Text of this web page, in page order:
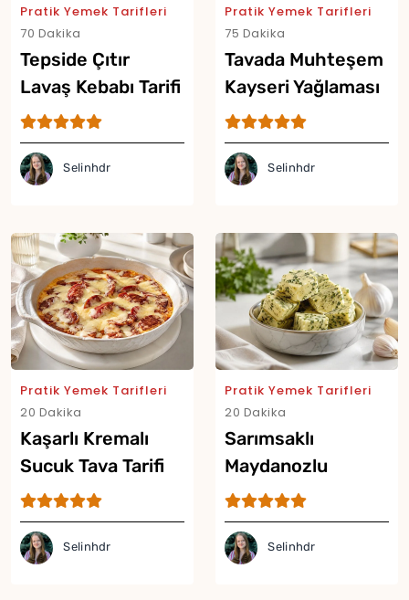
Pratik Yemek Tarifleri
70 Dakika
Tepside Çıtır
Lavaş Kebabı Tarifi
Selinhdr
Pratik Yemek Tarifleri
75 Dakika
Tavada Muhteşem
Kayseri Yağlaması
Tarifi
Selinhdr
Pratik Yemek Tarifleri
20 Dakika
Kaşarlı Kremalı
Sucuk Tava Tarifi
Selinhdr
Pratik Yemek Tarifleri
20 Dakika
Sarımsaklı
Maydanozlu
Tereyağı Küpleri
Tarifi
Selinhdr